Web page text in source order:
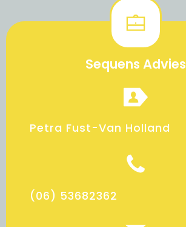
Sequens Advies
Petra Fust-Van Holland
(06) 53682362